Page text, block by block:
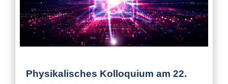
Physikalisches Kolloquium am 22.